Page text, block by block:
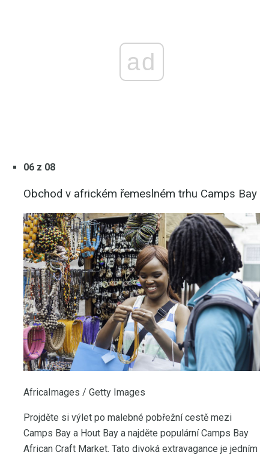
ad
06 z 08
Obchod v africkém řemeslném trhu Camps Bay
AfricaImages / Getty Images
Projděte si výlet po malebné pobřežní cestě mezi
Camps Bay a Hout Bay a najděte populární Camps Bay
African Craft Market. Tato divoká extravagance je jedním